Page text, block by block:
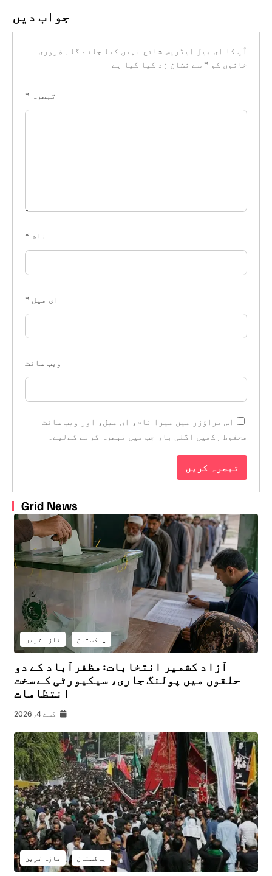
جواب دیں
آپ کا ای میل ایڈریس شائع نہیں کیا جائے گا۔
ضروری
خانوں کو * سے نشان زد کیا گیا ہے
تبصرہ *
نام *
ای میل *
ویب‌ سائٹ
اس براؤزر میں میرا نام، ای میل، اور ویب سائٹ
محفوظ رکھیں اگلی بار جب میں تبصرہ کرنے کےلیے۔
Grid News
پاکستان تازہ ترین
آزاد کشمیر انتخابات: مظفرآباد کے دو
حلقوں میں پولنگ جاری، سیکیورٹی کے سخت
انتظامات
اگست 4, 2026
پاکستان تازہ ترین